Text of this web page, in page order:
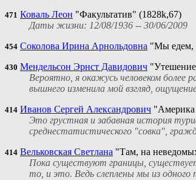
471 Коваль Леон "Факультатив" (1828k,67)
Даты жизни: 12/08/1936 -- 30/06/2009
454 Соколова Ирина Арнольдовна "Мы едем,
430 Мендельсон Эрнст Давидович
Вероятно, я окажусь человеком
вышнего изменила мой взгляд,
414 Иванов Сергей Александрович "Америка
Это грустная и забавная история
среднестатистического "совка",
414 Вельковская Светлана "Там, на
Пока существуют границы,
то, и это. Ведь слеплены мы из